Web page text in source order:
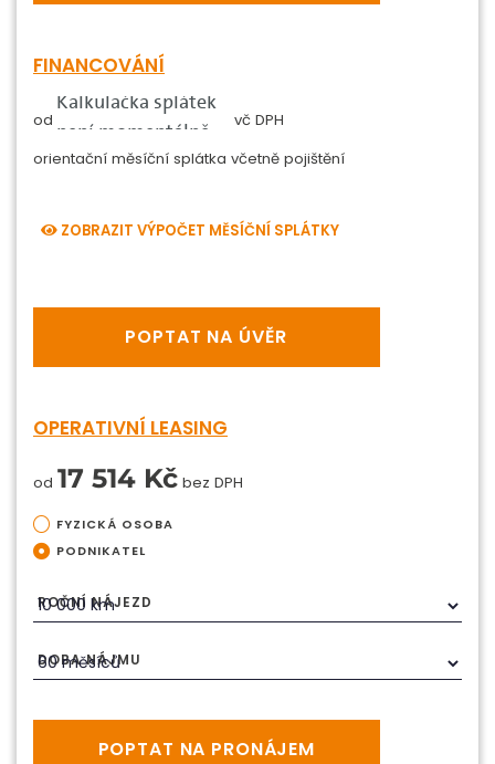
FINANCOVÁNÍ
od 0 Kč
vč DPH
orientační měsíční splátka včetně pojištění
ZOBRAZIT VÝPOČET MĚSÍČNÍ SPLÁTKY
POPTAT NA ÚVĚR
OPERATIVNÍ LEASING
od 17 514 Kč bez DPH
FYZICKÁ OSOBA
PODNIKATEL
ROČNÍ NÁJEZD
DOBA NÁJMU
POPTAT NA PRONÁJEM